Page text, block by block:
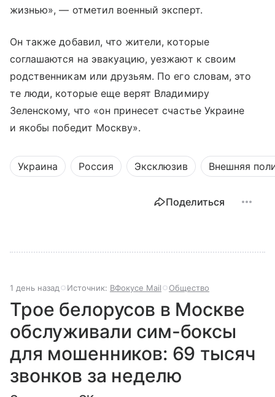
жизнью», — отметил военный эксперт.
Он также добавил, что жители, которые
соглашаются на эвакуацию, уезжают к своим
родственникам или друзьям. По его словам, это
те люди, которые еще верят Владимиру
Зеленскому, что «он принесет счастье Украине
и якобы победит Москву».
Украина Россия Эксклюзив Внешняя
Поделиться
1 день назад Источник: ВФокусе Mail Общество
Трое белорусов в Москве
обслуживали сим-боксы
для мошенников: 69 тысяч
звонков за неделю